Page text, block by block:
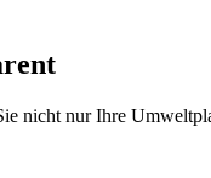
nicht nur Ihre